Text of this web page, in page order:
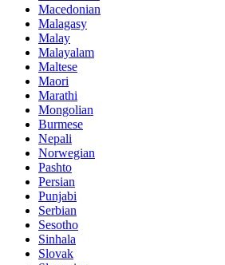
Macedonian
Malagasy
Malay
Malayalam
Maltese
Maori
Marathi
Mongolian
Burmese
Nepali
Norwegian
Pashto
Persian
Punjabi
Serbian
Sesotho
Sinhala
Slovak